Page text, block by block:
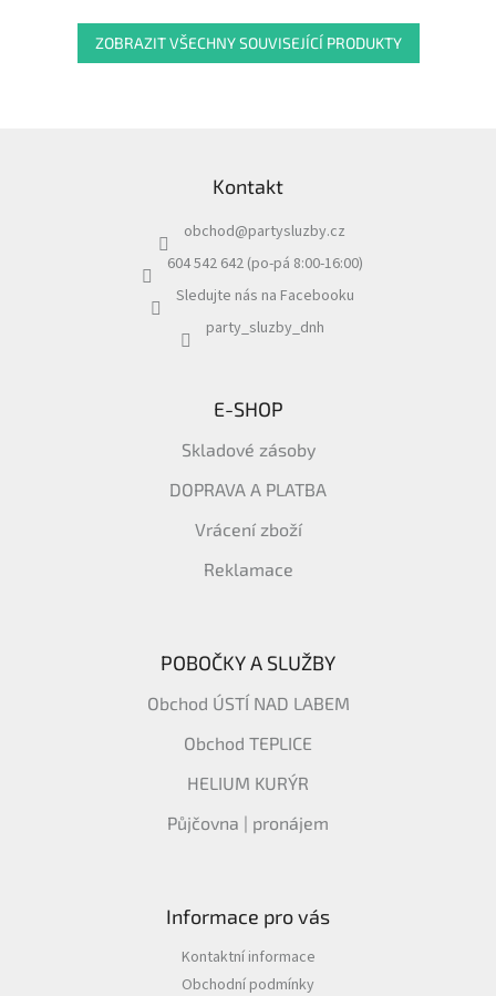
ZOBRAZIT VŠECHNY SOUVISEJÍCÍ PRODUKTY
Kontakt
obchod@partysluzby.cz
604 542 642 (po-pá 8:00-16:00)
Sledujte nás na Facebooku
party_sluzby_dnh
E-SHOP
Skladové zásoby
DOPRAVA A PLATBA
Vrácení zboží
Reklamace
POBOČKY A SLUŽBY
Obchod ÚSTÍ NAD LABEM
Obchod TEPLICE
HELIUM KURÝR
Půjčovna | pronájem
Informace pro vás
Kontaktní informace
Obchodní podmínky